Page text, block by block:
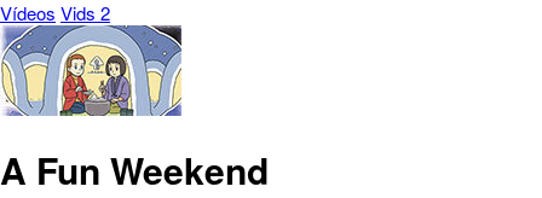
Vídeos Vids 2
A Fun Weekend